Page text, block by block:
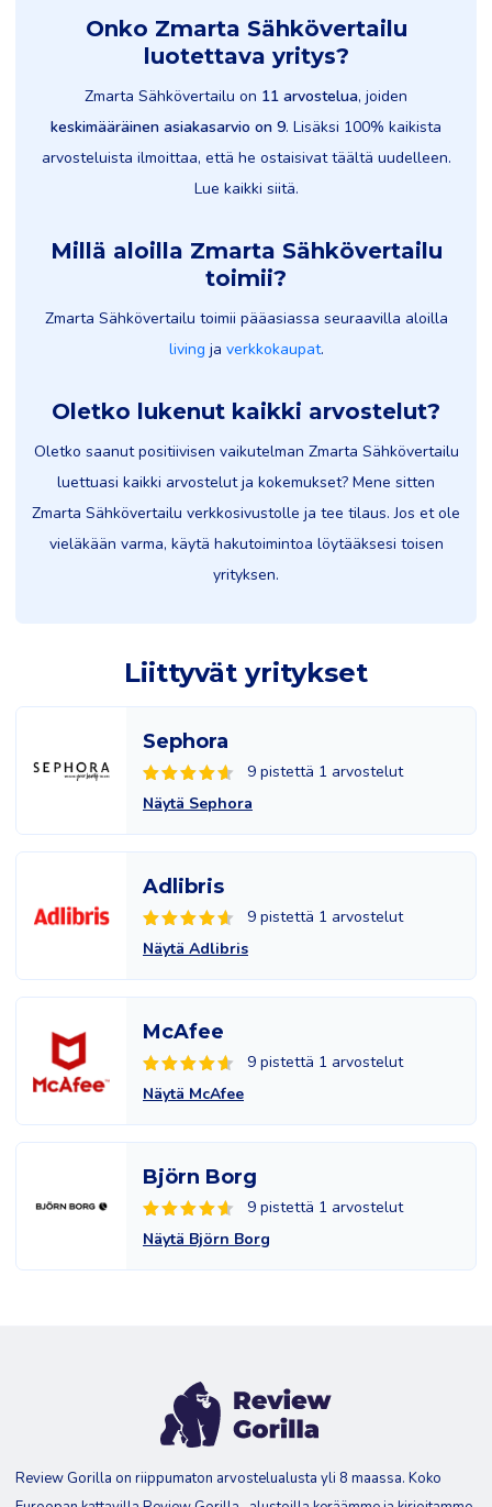
Onko Zmarta Sähkövertailu
luotettava yritys?
Zmarta Sähkövertailu on 11 arvostelua, joiden
keskimääräinen asiakasarvio on 9. Lisäksi 100% kaikista
arvosteluista ilmoittaa, että he ostaisivat täältä uudelleen.
Lue kaikki siitä.
Millä aloilla Zmarta Sähkövertailu
toimii?
Zmarta Sähkövertailu toimii pääasiassa seuraavilla aloilla
living ja verkkokaupat.
Oletko lukenut kaikki arvostelut?
Oletko saanut positiivisen vaikutelman Zmarta Sähkövertailu
luettuasi kaikki arvostelut ja kokemukset? Mene sitten
Zmarta Sähkövertailu verkkosivustolle ja tee tilaus. Jos et ole
vieläkään varma, käytä hakutoimintoa löytääksesi toisen
yrityksen.
Liittyvät yritykset
Sephora
9 pistettä 1 arvostelut
Näytä Sephora
Adlibris
9 pistettä 1 arvostelut
Näytä Adlibris
McAfee
9 pistettä 1 arvostelut
Näytä McAfee
Björn Borg
9 pistettä 1 arvostelut
Näytä Björn Borg
Review Gorilla on riippumaton arvostelualusta yli 8 maassa. Koko